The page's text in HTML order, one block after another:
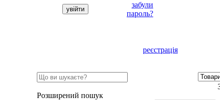
забули
пароль?
реєстрація
Розширений пошук